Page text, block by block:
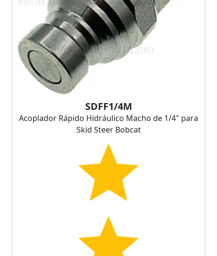
SDFF1/4M
Acoplador Rápido Hidráulico Macho de 1/4" para
Skid Steer Bobcat